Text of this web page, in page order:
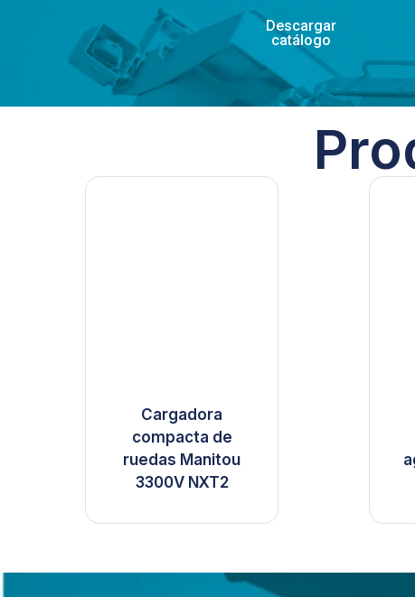
Descargar
catálogo
Cargadora
compacta de
ruedas Manitou
3300V NXT2